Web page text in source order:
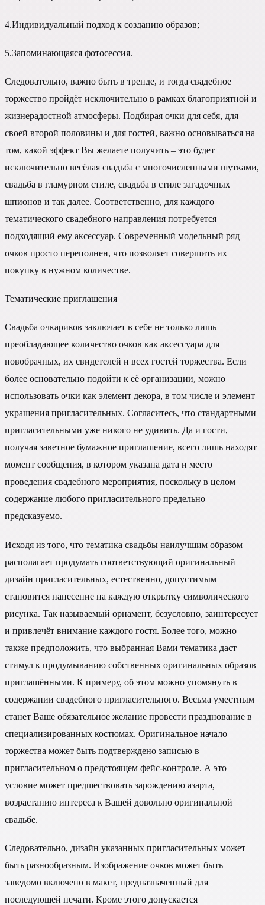
4.Индивидуальный подход к созданию образов;
5.Запоминающаяся фотосессия.
Следовательно, важно быть в тренде, и тогда свадебное
торжество пройдёт исключительно в рамках благоприятной и
жизнерадостной атмосферы. Подбирая очки для себя, для
своей второй половины и для гостей, важно основываться на
том, какой эффект Вы желаете получить – это будет
исключительно весёлая свадьба с многочисленными шутками,
свадьба в гламурном стиле, свадьба в стиле загадочных
шпионов и так далее. Соответственно, для каждого
тематического свадебного направления потребуется
подходящий ему аксессуар. Современный модельный ряд
очков просто переполнен, что позволяет совершить их
покупку в нужном количестве.
Тематические приглашения
Свадьба очкариков заключает в себе не только лишь
преобладающее количество очков как аксессуара для
новобрачных, их свидетелей и всех гостей торжества. Если
более основательно подойти к её организации, можно
использовать очки как элемент декора, в том числе и элемент
украшения пригласительных. Согласитесь, что стандартными
пригласительными уже никого не удивить. Да и гости,
получая заветное бумажное приглашение, всего лишь находят
момент сообщения, в котором указана дата и место
проведения свадебного мероприятия, поскольку в целом
содержание любого пригласительного предельно
предсказуемо.
Исходя из того, что тематика свадьбы наилучшим образом
располагает продумать соответствующий оригинальный
дизайн пригласительных, естественно, допустимым
становится нанесение на каждую открытку символического
рисунка. Так называемый орнамент, безусловно, заинтересует
и привлечёт внимание каждого гостя. Более того, можно
также предположить, что выбранная Вами тематика даст
стимул к продумыванию собственных оригинальных образов
приглашёнными. К примеру, об этом можно упомянуть в
содержании свадебного пригласительного. Весьма уместным
станет Ваше обязательное желание провести празднование в
специализированных костюмах. Оригинальное начало
торжества может быть подтверждено записью в
пригласительном о предстоящем фейс-контроле. А это
условие может предшествовать зарождению азарта,
возрастанию интереса к Вашей довольно оригинальной
свадьбе.
Следовательно, дизайн указанных пригласительных может
быть разнообразным. Изображение очков может быть
заведомо включено в макет, предназначенный для
последующей печати. Кроме этого допускается